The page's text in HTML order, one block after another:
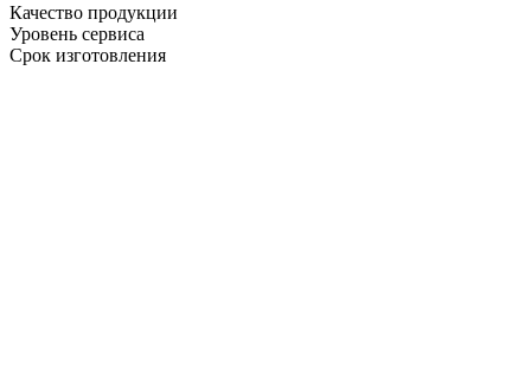
Качество продукции
Уровень сервиса
Срок изготовления